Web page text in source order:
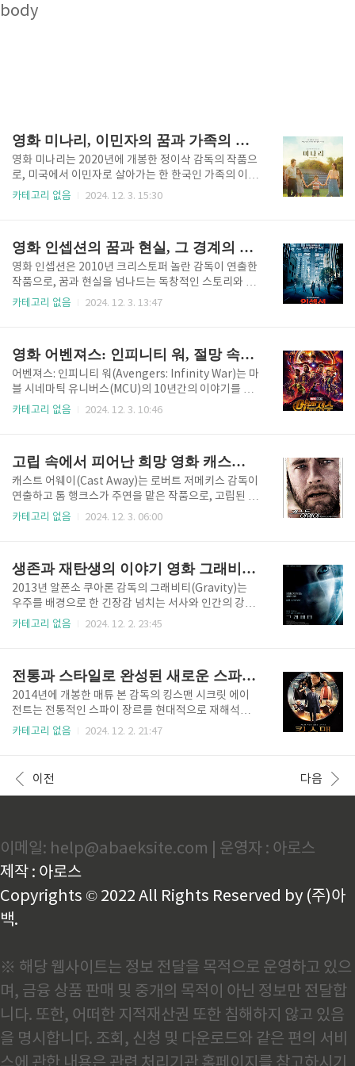
body
영화 미나리, 이민자의 꿈과 가족의 의미
영화 미나리는 2020년에 개봉한 정이삭 감독의 작품으
로, 미국에서 이민자로 살아가는 한 한국인 가족의 이야
기를 담고 있습니다. 이 영화는 1980년대 미국 남부의
한국 영화의 또 다른 역사를 쓴 작품이기도 합니다. 이
번 글에서는 영화 미나리의 주제와 메시지를 중심으로
깊이 있는 분석을 진행해 보겠습니다. 이민자의 꿈 미나
리가 그리는 희망의 뿌리영화 미나리는 이민자의 꿈과
도전을 중심으로 전개됩니다. 주인공 제이콥(스티븐
자 시장을 공략하겠다는..
카테고리 없음 2024. 12. 3. 15:30
영화 인셉션의 꿈과 현실, 그 경계의 이야기
영화 인셉션은 2010년 크리스토퍼 놀란 감독이 연출한
작품으로, 꿈과 현실을 넘나드는 독창적인 스토리와 놀
라운 비주얼로 전 세계적으로 사랑받은 영화입니다. 이
현실의 경계, 주인공 코브의 내면적 갈등, 그리고 결말
의 철학적 메시지를 중심으로 분석해보겠습니다. 꿈과
현실의 경계 인셉션의 독창적인 설정영화 인셉션의 가
장 큰 특징은 꿈속에서 이루어지는 스토리와 독창적인
설정입니다. 주인공 코브(레오나르도 디카프리오)는 꿈
를 훔치는 것이 아니라, ..
카테고리 없음 2024. 12. 3. 13:47
영화 어벤져스: 인피니티 워, 절망 속에서 피어난 희생과 연대의 메시지
어벤져스: 인피니티 워(Avengers: Infinity War)는 마
블 시네마틱 유니버스(MCU)의 10년간의 이야기를 집
대성한 작품으로, 타노스와 어벤져스 간의 대결을 중심
노스의 목표: 균형을 위한 폭력영화는 타노스라는 강력
한 빌런의 철학과 목적을 중심으로 전개됩니다. 그는 우
주의 자원이 한정되어 있으며, 생명체가 이를 과도하게
소비하고 있다고 믿습니다. 이러한 신념 아래 그는 인피
니티 스톤을 모아, 우주의 생명체 절반을 무작위로 소멸
입니..
카테고리 없음 2024. 12. 3. 10:46
고립 속에서 피어난 희망 영화 캐스트 어웨이의 생존 이야기
캐스트 어웨이(Cast Away)는 로버트 저메키스 감독이
연출하고 톰 행크스가 주연을 맡은 작품으로, 고립된 섬
에서 홀로 살아가며 생존과 인간의 본질을 탐구하는 감
드 생존과 고립의 시작영화의 주인공 척 놀랜드는 현대
사회에서 시간을 관리하며 바쁘게 살아가는 페덱스 직
원으로 등장합니다. 그는 항상 시간에 쫓기며 효율성을
중시하지만, 비행기 사고로 인해 무인도에 홀로 남겨지
면서 완전히 다른 삶을 경험하게 됩니다. 섬에서의 첫
에 빠지지만, 점차 불을..
카테고리 없음 2024. 12. 3. 06:00
생존과 재탄생의 이야기 영화 그래비티 속 인간의 의지
2013년 알폰소 쿠아론 감독의 그래비티(Gravity)는
우주를 배경으로 한 긴장감 넘치는 서사와 인간의 강인
한 생존 본능을 다룬 영화입니다. 산드라 블록과 조지
렬한 경험을 선사했습니다.우주에서의 고립: 절대적인
고독영화는 우주 왕복선 익스플로러가 파괴되는 장면
으로 시작되며, 주인공 라이언 스톤 박사(산드라 블록
분)가 무중력 상태에서 고립되는 극한의 상황을 맞이합
니다. 동료 맷 코왈스키(조지 클루니 분)와 함께 지구로
생존 가능성은 점점 희박해 보입니다. 라이언이 우주에
서 홀로 남겨진 장면..
카테고리 없음 2024. 12. 2. 23:45
전통과 스타일로 완성된 새로운 스파이 영화 영화 킹스맨 시크릿 에이전트
2014년에 개봉한 매튜 본 감독의 킹스맨 시크릿 에이
전트는 전통적인 스파이 장르를 현대적으로 재해석한
영화로, 독특한 스타일과 유머, 그리고 강렬한 액션이
요원 에그시의 성장 이야기와 함께, 악당 발렌타인의 거
대한 음모를 둘러싼 스릴 넘치는 스토리를 그립니다.킹
한 정보기관이 아니라, 전통적인 영국 신사 이미지를 기
반으로 첨단 기술과 전통적 가치를 결합한 독창적인 설
정을 자랑합니다. 영화 속 킹스맨 요원들은 고급스러운
맞춤 양복을 입고 우아한 태..
카테고리 없음 2024. 12. 2. 21:47
이전 다음
이메일: help@abaeksite.com | 운영자 : 아로스
제작 : 아로스
Copyrights © 2022 All Rights Reserved by (주)아
백.
※ 해당 웹사이트는 정보 전달을 목적으로 운영하고 있으
며, 금융 상품 판매 및 중개의 목적이 아닌 정보만 전달합
니다. 또한, 어떠한 지적재산권 또한 침해하지 않고 있음
을 명시합니다. 조회, 신청 및 다운로드와 같은 편의 서비